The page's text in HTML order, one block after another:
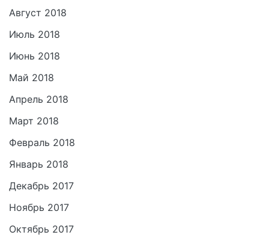
Август 2018
Июль 2018
Июнь 2018
Май 2018
Апрель 2018
Март 2018
Февраль 2018
Январь 2018
Декабрь 2017
Ноябрь 2017
Октябрь 2017